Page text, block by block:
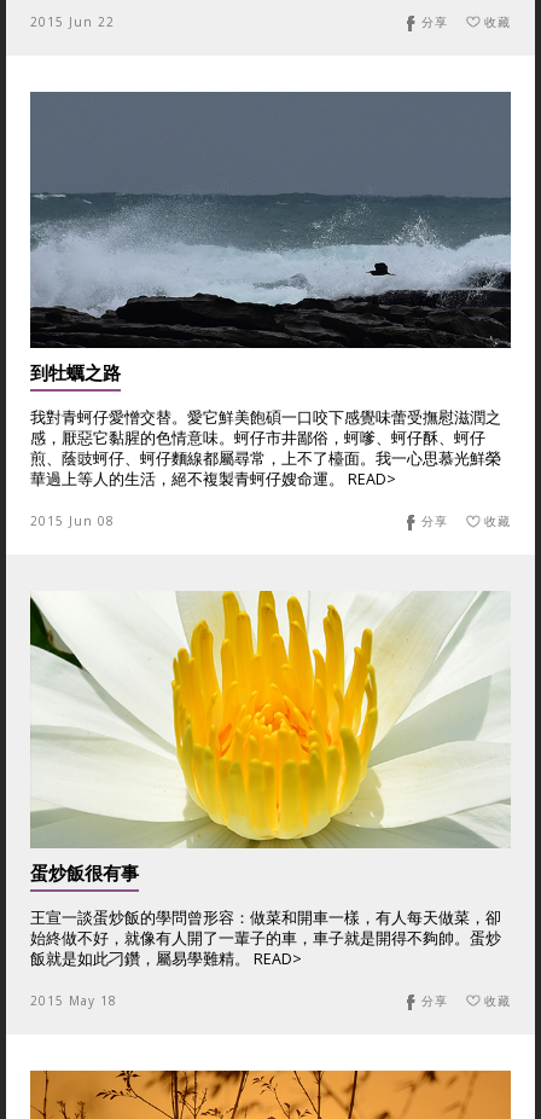
2015 Jun 22 收藏
分享
到牡蠣之路
我對青蚵仔愛憎交替。愛它鮮美飽碩一口咬下感覺味蕾受撫慰滋潤之
感，厭惡它黏腥的色情意味。蚵仔市井鄙俗，蚵嗲、蚵仔酥、蚵仔
煎、蔭豉蚵仔、蚵仔麵線都屬尋常，上不了檯面。我一心思慕光鮮榮
華過上等人的生活，絕不複製青蚵仔嫂命運。 READ>
2015 Jun 08 收藏
分享
蛋炒飯很有事
王宣一談蛋炒飯的學問曾形容：做菜和開車一樣，有人每天做菜，卻
始終做不好，就像有人開了一輩子的車，車子就是開得不夠帥。蛋炒
飯就是如此刁鑽，屬易學難精。 READ>
2015 May 18 收藏
分享